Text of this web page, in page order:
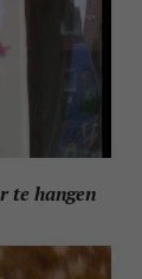
te hangen